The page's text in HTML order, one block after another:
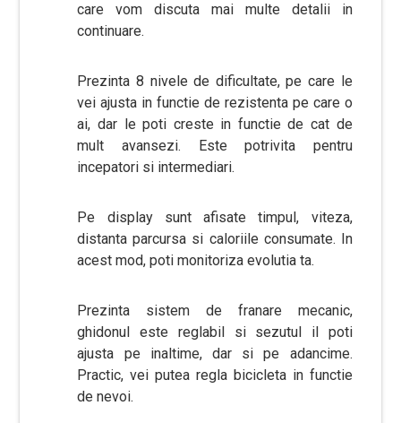
care vom discuta mai multe detalii in
continuare.
Prezinta 8 nivele de dificultate, pe care le
vei ajusta in functie de rezistenta pe care o
ai, dar le poti creste in functie de cat de
mult avansezi. Este potrivita pentru
incepatori si intermediari.
Pe display sunt afisate timpul, viteza,
distanta parcursa si caloriile consumate. In
acest mod, poti monitoriza evolutia ta.
Prezinta sistem de franare mecanic,
ghidonul este reglabil si sezutul il poti
ajusta pe inaltime, dar si pe adancime.
Practic, vei putea regla bicicleta in functie
de nevoi.